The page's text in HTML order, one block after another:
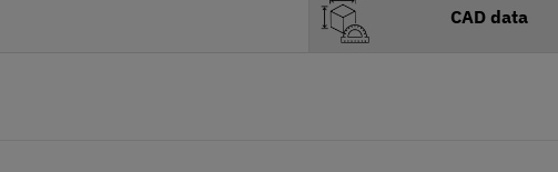
CAD data